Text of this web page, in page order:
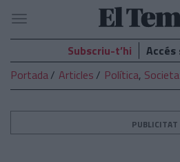
El
Temps
Navegació
Subscriu-t’hi
Portada
Articles Política,
PUBLICITAT